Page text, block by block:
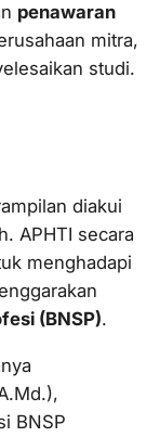
penawaran
mitra,
studi.
diakui
APHTI secara
menghadapi
(BNSP).
BNSP